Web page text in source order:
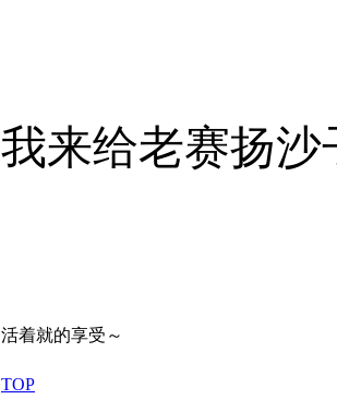
我来给老赛扬沙
活着就的享受～
TOP